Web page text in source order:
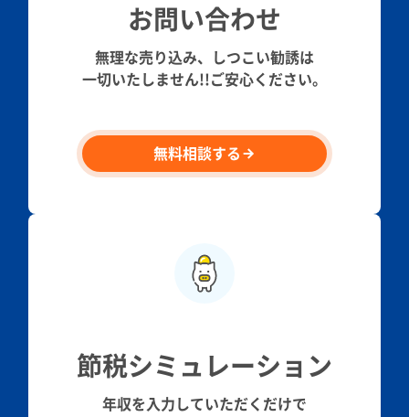
お問い合わせ
無理な売り込み、しつこい勧誘は
一切いたしません!!ご安心ください。
無料相談する
節税シミュレーション
年収を入力していただくだけで